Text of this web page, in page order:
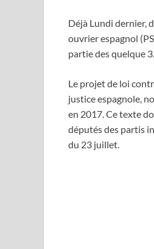
Déjà Lundi dernier,
ouvrier espagnol
partie des quelque
Le projet de loi
justice espagnole,
en 2017. Ce texte
députés des partis
du 23 juillet.